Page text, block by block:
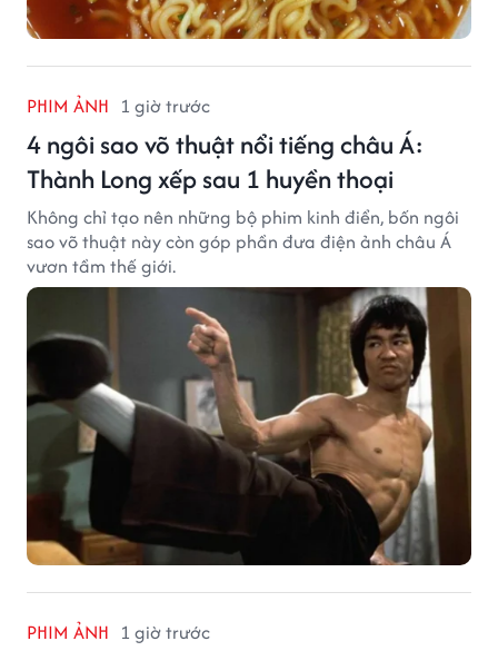
PHIM ẢNH 1 giờ trước
4 ngôi sao võ thuật nổi tiếng châu Á:
Thành Long xếp sau 1 huyền thoại
Không chỉ tạo nên những bộ phim kinh điển, bốn ngôi
sao võ thuật này còn góp phần đưa điện ảnh châu Á
vươn tầm thế giới.
PHIM ẢNH 1 giờ trước